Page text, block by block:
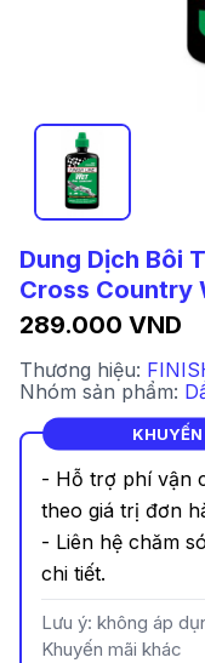
Dung Dịch Bôi
Cross Country
289.000 VND
Thương hiệu:
Nhóm sản phẩm:
- Hỗ trợ phí vận
theo giá trị đơn
- Liên hệ chăm
chi tiết.
Lưu ý: không áp
Khuyến mãi khác